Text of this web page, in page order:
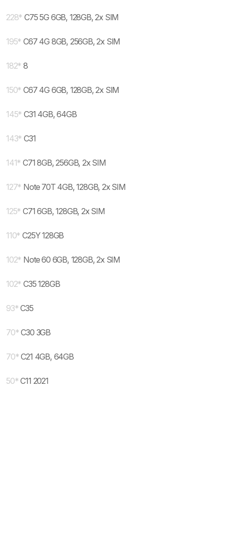
228* C75 5G 6GB, 128GB, 2x SIM
195* C67 4G 8GB, 256GB, 2x SIM
182* 8
150* C67 4G 6GB, 128GB, 2x SIM
145* C31 4GB, 64GB
143* C31
141* C71 8GB, 256GB, 2x SIM
127* Note 70T 4GB, 128GB, 2x SIM
125* C71 6GB, 128GB, 2x SIM
110* C25Y 128GB
102* Note 60 6GB, 128GB, 2x SIM
102* C35 128GB
93* C35
70* C30 3GB
70* C21 4GB, 64GB
50* C11 2021